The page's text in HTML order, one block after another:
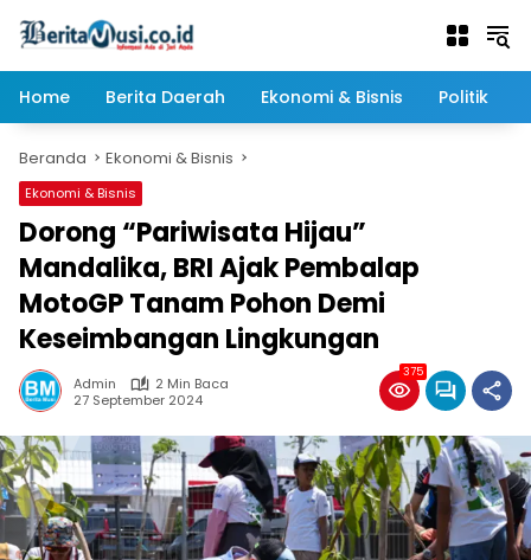
Home
Berita Daerah Ekonomi & Bisnis Politik
Beranda Ekonomi & Bisnis
Ekonomi & Bisnis
Dorong “Pariwisata Hijau”
Mandalika, BRI Ajak Pembalap
MotoGP Tanam Pohon Demi
Keseimbangan Lingkungan
Admin
2 Min Baca
27 September 2024
375